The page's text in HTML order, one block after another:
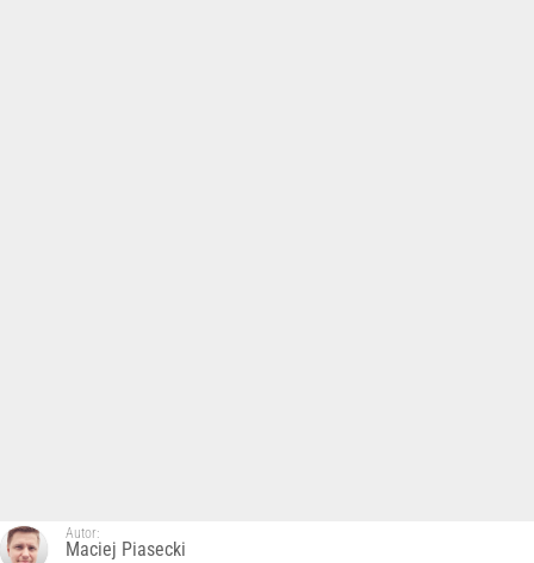
Autor:
Maciej Piasecki